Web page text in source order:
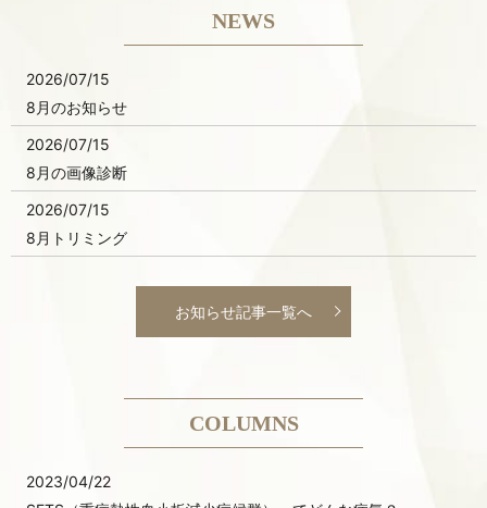
NEWS
2026/07/15
8月のお知らせ
2026/07/15
8月の画像診断
2026/07/15
8月トリミング
お知らせ記事一覧へ
COLUMNS
2023/04/22